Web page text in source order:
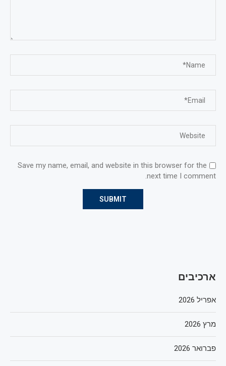
Save my name, email, and website in this browser for the
next time I comment.
ארכיבים
אפריל 2026
מרץ 2026
פברואר 2026